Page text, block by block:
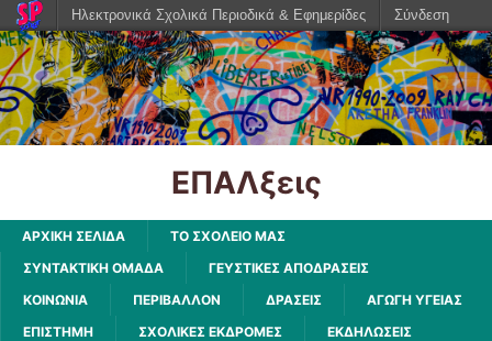
ΕΠΑΛξεις
ΑΡΧΙΚΗ ΣΕΛΙΔΑ
ΤΟ ΣΧΟΛΕΙΟ ΜΑΣ
ΣΥΝΤΑΚΤΙΚΗ ΟΜΑΔΑ
ΓΕΥΣΤΙΚΕΣ ΑΠΟΔΡΑΣΕΙΣ
ΚΟΙΝΩΝΙΑ
ΠΕΡΙΒΑΛΛΟΝ ΔΡΑΣΕΙΣ
ΑΓΩΓΗ ΥΓΕΙΑΣ
ΕΠΙΣΤΗΜΗ
ΣΧΟΛΙΚΕΣ ΕΚΔΡΟΜΕΣ ΕΚΔΗΛΩΣΕΙΣ
Ηλεκτρονικά Σχολικά Περιοδικά & Εφημερίδες Σύνδεση